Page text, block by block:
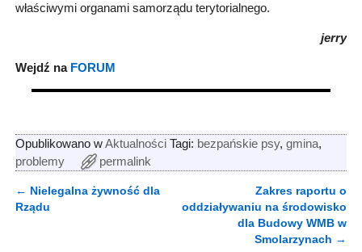
właściwymi organami samorządu terytorialnego.
jerry
Wejdź na FORUM
Opublikowano w Aktualności Tagi: bezpańskie psy, gmina,
problemy
permalink
Nawigacja
← Nielegalna żywność dla
Rządu
Zakres raportu o
oddziaływaniu na środowisko
dla Budowy WMB w
Smolarzynach →